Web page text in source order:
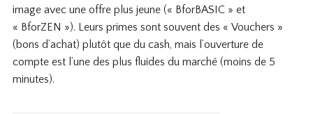
image avec une offre plus jeune (« BforBASIC » et
« BforZEN »). Leurs primes sont souvent des « Vouchers »
(bons d’achat) plutôt que du cash, mais l’ouverture de
compte est l’une des plus fluides du marché (moins de 5
minutes).